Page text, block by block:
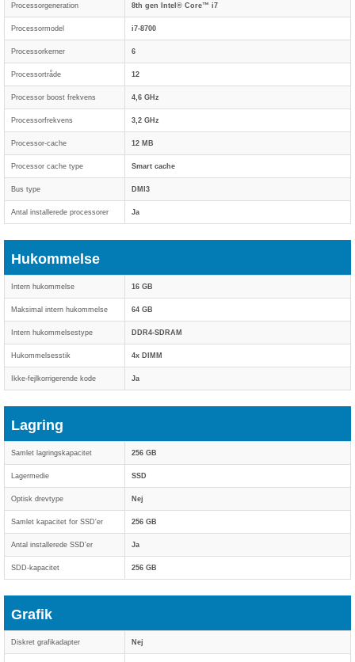
Processorgeneration 8th gen Intel® Core™ i7
Processormodel i7-8700
Processorkerner 6
Processortråde 12
Processor boost frekvens 4,6 GHz
Processorfrekvens 3,2 GHz
Processor-cache 12 MB
Processor cache type Smart cache
Bus type DMI3
Antal installerede processorer Ja
Hukommelse
Intern hukommelse 16 GB
Maksimal intern hukommelse 64 GB
Intern hukommelsestype DDR4-SDRAM
Hukommelsesstik 4x DIMM
Ikke-fejlkorrigerende kode Ja
Lagring
Samlet lagringskapacitet 256 GB
Lagermedie SSD
Optisk drevtype Nej
Samlet kapacitet for SSD'er 256 GB
Antal installerede SSD'er Ja
SDD-kapacitet 256 GB
Grafik
Diskret grafikadapter Nej